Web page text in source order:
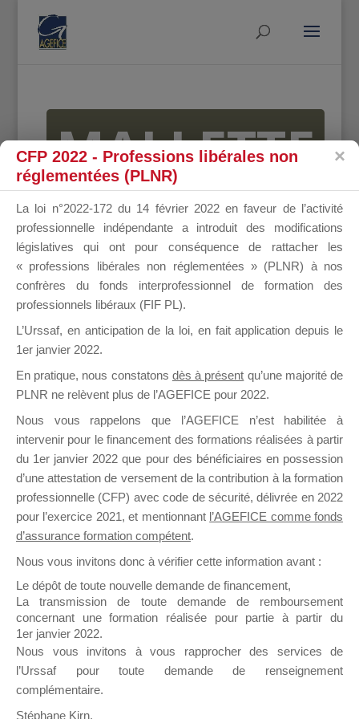
MALLETTE
DU
DIRIGEANT
il y a un mois
Ce groupe est destiné aux Organismes de
Formation qui souhaitent répondre à l’Appel à
Propositions Mallette du Dirigeant.
Ce groupe propose un forum dédié au support
sur lequel il est possible de laisser un message
ou poser une question.
NB : Il est nécessaire d’être
pouvoir rejoindre ce groupe
CFP 2022 - Professions libérales non
réglementées (PLNR)
La loi n°2022-172 du 14 février 2022 en faveur de l’activité
professionnelle indépendante a introduit des modifications
législatives qui ont pour conséquence de rattacher les
« professions libérales non réglementées » (PLNR) à nos
confrères du fonds interprofessionnel de formation des
professionnels libéraux (FIF PL).
L’Urssaf, en anticipation de la loi, en fait application depuis le
1er janvier 2022.
En pratique, nous constatons dès à présent qu’une majorité de
PLNR ne relèvent plus de l’AGEFICE pour 2022.
Nous vous rappelons que l’AGEFICE n’est habilitée à
intervenir pour le financement des formations réalisées à partir
du 1er janvier 2022 que pour des bénéficiaires en possession
d’une attestation de versement de la contribution à la formation
professionnelle (CFP) avec code de sécurité, délivrée en 2022
pour l’exercice 2021, et mentionnant l’AGEFICE comme fonds
d’assurance formation compétent.
Nous vous invitons donc à vérifier cette information avant :
Le dépôt de toute nouvelle demande de financement,
La transmission de toute demande de remboursement
concernant une formation réalisée pour partie à partir du
1er janvier 2022.
Nous vous invitons à vous rapprocher des services de
l’Urssaf pour toute demande de renseignement
complémentaire.
Stéphane Kirn,